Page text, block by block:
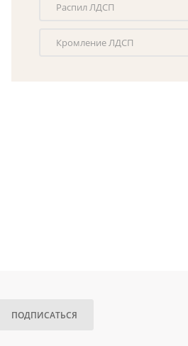
Распил ЛДСП
Кромление ЛДСП
ПОДПИСАТЬСЯ